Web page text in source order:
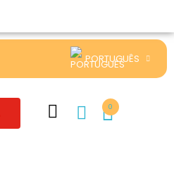
PORTUGUÊS
0